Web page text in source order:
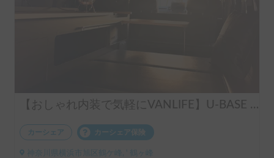
【おしゃれ内装で気軽にVANLIFE】U-BASE ONE | 運転しやすいハイエース！ポータブルエアコンで夏も冬も快適旅へ
カーシェア カーシェア保険
神奈川県横浜市旭区鶴ケ峰, ' 鶴ヶ峰